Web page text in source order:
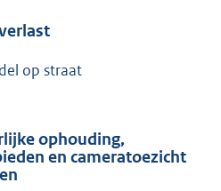
op straat
ophouding,
en cameratoezicht